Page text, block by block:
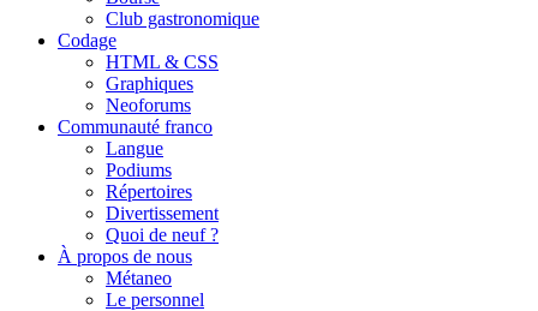
Club gastronomique
Codage
HTML & CSS
Graphiques
Neoforums
Communauté franco
Langue
Podiums
Répertoires
Divertissement
Quoi de neuf ?
À propos de nous
Métaneo
Le personnel